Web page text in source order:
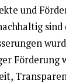
und
Förderung